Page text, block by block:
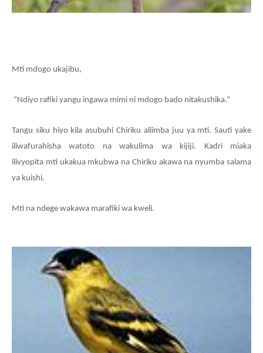
Mti mdogo ukajibu,
“Ndiyo rafiki yangu ingawa mimi ni mdogo bado nitakushika.”
Tangu siku hiyo kila asubuhi Chiriku aliimba juu ya mti. Sauti yake
iliwafurahisha watoto na wakulima wa kijiji. Kadri miaka
ilivyopita mti ukakua mkubwa na Chiriku akawa na nyumba salama
ya kuishi.
Mti na ndege wakawa marafiki wa kweli.